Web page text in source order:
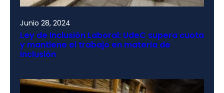
Junio 28, 2024
Ley de Inclusión Laboral: UdeC supera cuota
y mantiene el trabajo en materia de
inclusión